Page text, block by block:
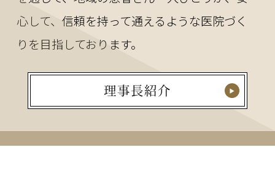
心して、信頼を持って通えるような医院づく
りを目指しております。
理事長紹介